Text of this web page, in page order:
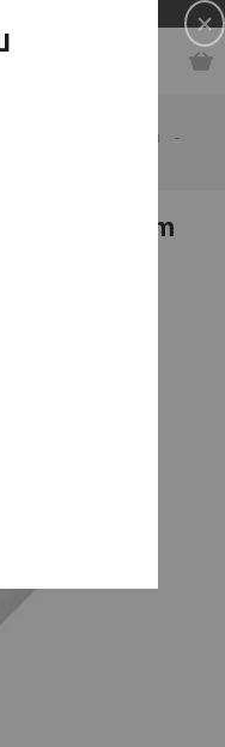
Пятиугольный
-
h – 15 cm
h – 15 cm